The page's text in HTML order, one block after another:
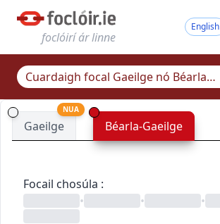
foclóirí ár linne
English
Gaeilge
NUA
Béarla-Gaeilge
Focail chosúla :
•
• •